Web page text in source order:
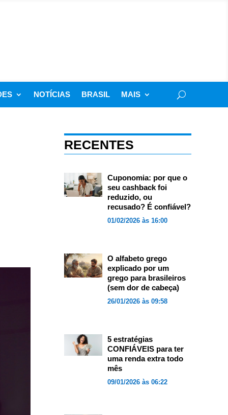
NOTÍCIAS BRASIL MAIS
RECENTES
Cuponomia: por que o
seu cashback foi
reduzido, ou
recusado? É confiável?
01/02/2026 às 16:00
O alfabeto grego
explicado por um
grego para brasileiros
(sem dor de cabeça)
26/01/2026 às 09:58
5 estratégias
CONFIÁVEIS para ter
uma renda extra todo
mês
09/01/2026 às 06:22